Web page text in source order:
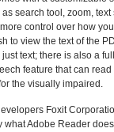
search tool, zoom, text
control over how
to view the text of the
text; there is also a
feature that can
the visually impaired.
Foxit
what Adobe Reader